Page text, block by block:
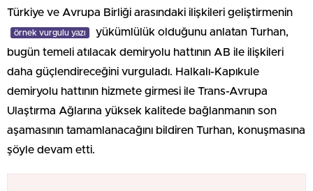
Türkiye ve Avrupa Birliği arasındaki ilişkileri geliştirmenin
örnek vurgulu yazı
yükümlülük olduğunu anlatan Turhan,
bugün temeli atılacak demiryolu hattının AB ile ilişkileri
daha güçlendireceğini vurguladı. Halkalı-Kapıkule
demiryolu hattının hizmete girmesi ile Trans-Avrupa
Ulaştırma Ağlarına yüksek kalitede bağlanmanın son
aşamasının tamamlanacağını bildiren Turhan, konuşmasına
şöyle devam etti.